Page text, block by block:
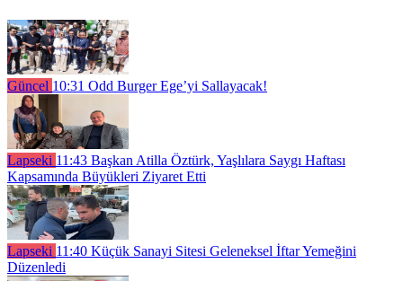
Güncel 10:31 Odd Burger Ege’yi Sallayacak!
Lapseki 11:43 Başkan Atilla Öztürk, Yaşlılara Saygı Haftası
Kapsamında Büyükleri Ziyaret Etti
Lapseki 11:40 Küçük Sanayi Sitesi Geleneksel İftar Yemeğini
Düzenledi